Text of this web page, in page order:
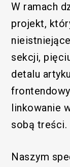
W ramach
projekt,
sekcji,
detalu
linkowanie
sobą treści.
Naszym